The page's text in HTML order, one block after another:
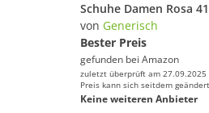
von Generisch
Bester Preis
gefunden bei Amazon
zuletzt überprüft am 27.09.2025
Preis kann sich seitdem
Keine weiteren Anbieter